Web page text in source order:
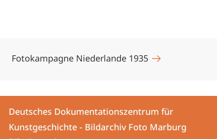
Fotokampagne Niederlande 1935
Kontakt
und
Kontaktinformationen
Deutsches
Deutsches Dokumentationszentrum für
Kunstgeschichte - Bildarchiv Foto Marburg